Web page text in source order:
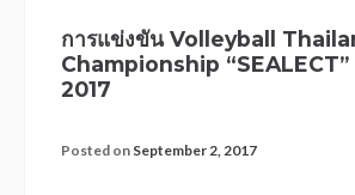
การแข่งขัน Volleyball
Championship “SEALECT”
2017
Posted on September 2, 2017